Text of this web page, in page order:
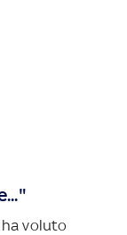
voluto